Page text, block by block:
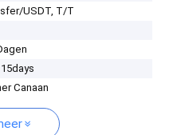
USDT, T/T
Canaan